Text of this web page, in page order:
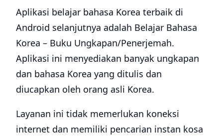
Aplikasi belajar bahasa Korea terbaik di
Android selanjutnya adalah Belajar Bahasa
Korea – Buku Ungkapan/Penerjemah.
Aplikasi ini menyediakan banyak ungkapan
dan bahasa Korea yang ditulis dan
diucapkan oleh orang asli Korea.
Layanan ini tidak memerlukan koneksi
internet dan memiliki pencarian instan kosa